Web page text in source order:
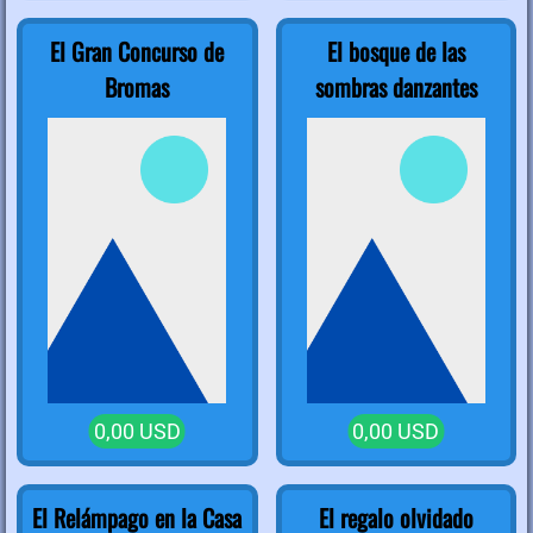
El Gran Concurso de
Bromas
0,00 USD
El bosque de las
sombras danzantes
0,00 USD
El Relámpago en la Casa El regalo olvidado